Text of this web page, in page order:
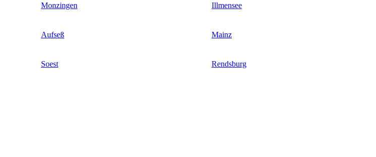
Monzingen Illmensee
Aufseß Mainz
Soest Rendsburg